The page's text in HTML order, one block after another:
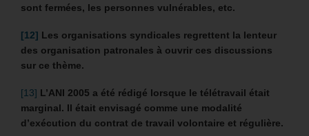
sont fermées, les personnes vulnérables, etc.
[12] Les organisations syndicales regrettent la lenteur
des organisation patronales à ouvrir ces discussions
sur ce thème.
[13] L’ANI 2005 a été rédigé lorsque le télétravail était
marginal. Il était envisagé comme une modalité
d’exécution du contrat de travail volontaire et régulière.